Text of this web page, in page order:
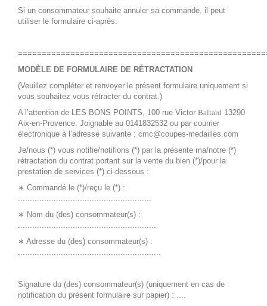
Si un consommateur souhaite annuler sa commande, il peut
utiliser le formulaire ci-après.
MODÈLE DE FORMULAIRE DE RÉTRACTATION
(Veuillez compléter et renvoyer le présent formulaire uniquement si
vous souhaitez vous rétracter du contrat.)
A l’attention de LES BONS POINTS, 100 rue Victor Baltard 13290
Aix-en-Provence. Joignable au 0141832532 ou par courrier
électronique à l’adresse suivante : cmc@coupes-medailles.com
Je/nous (*) vous notifie/notifions (*) par la présente ma/notre (*)
rétractation du contrat portant sur la vente du bien (*)/pour la
prestation de services (*) ci-dessous :
∗ Commandé le (*)/reçu le (*) :
........................................................
∗ Nom du (des) consommateur(s) :
..........................................................
∗ Adresse du (des) consommateur(s) :
............................................................
Signature du (des) consommateur(s) (uniquement en cas de
notification du présent formulaire sur papier) : ....